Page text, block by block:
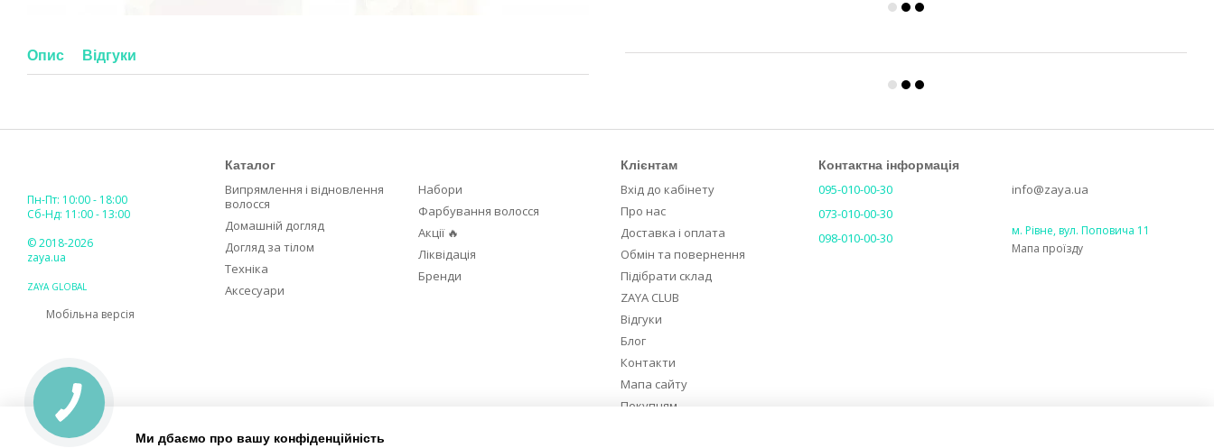
Опис Відгуки
Пн-Пт: 10:00 - 18:00
Сб-Нд: 11:00 - 13:00
© 2018-2026
zaya.ua
ZAYA GLOBAL
Мобільна версія
Каталог
Випрямлення і відновлення
волосся
Домашній догляд
Догляд за тілом
Техніка
Аксесуари
Набори
Фарбування волосся
Акції 🔥
Ліквідація
Бренди
Клієнтам
Вхід до кабінету
Про нас
Доставка і оплата
Обмін та повернення
Підібрати склад
ZAYA CLUB
Відгуки
Блог
Контакти
Мапа сайту
Покупцям
Контактна інформація
095-010-00-30
073-010-00-30
098-010-00-30
info@zaya.ua
м. Рівне, вул. Поповича 11
Мапа проїзду
Ми дбаємо про вашу конфіденційність